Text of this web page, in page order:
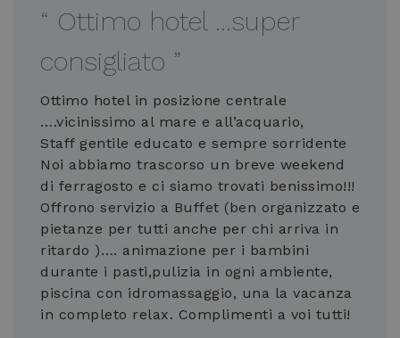
“ Ottimo hotel …super
consigliato ”
Ottimo hotel in posizione centrale
….vicinissimo al mare e all’acquario,
Staff gentile educato e sempre sorridente
Noi abbiamo trascorso un breve weekend
di ferragosto e ci siamo trovati benissimo!!!
Offrono servizio a Buffet (ben organizzato e
pietanze per tutti anche per chi arriva in
ritardo )…. animazione per i bambini
durante i pasti,pulizia in ogni ambiente,
piscina con idromassaggio, una la vacanza
in completo relax. Complimenti a voi tutti!